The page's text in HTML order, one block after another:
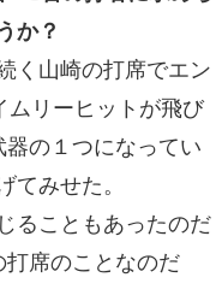
か？
く山崎の打席でエン
ムリーヒットが飛び
の１つになってい
てみせた。
ることもあったのだ
打席のことなのだ